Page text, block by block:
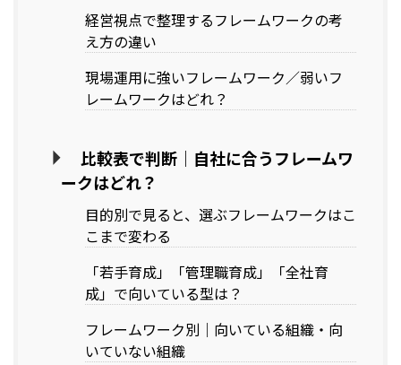
経営視点で整理するフレームワークの考
え方の違い
現場運用に強いフレームワーク／弱いフ
レームワークはどれ？
比較表で判断｜自社に合うフレームワ
ークはどれ？
目的別で見ると、選ぶフレームワークはこ
こまで変わる
「若手育成」「管理職育成」「全社育
成」で向いている型は？
フレームワーク別｜向いている組織・向
いていない組織